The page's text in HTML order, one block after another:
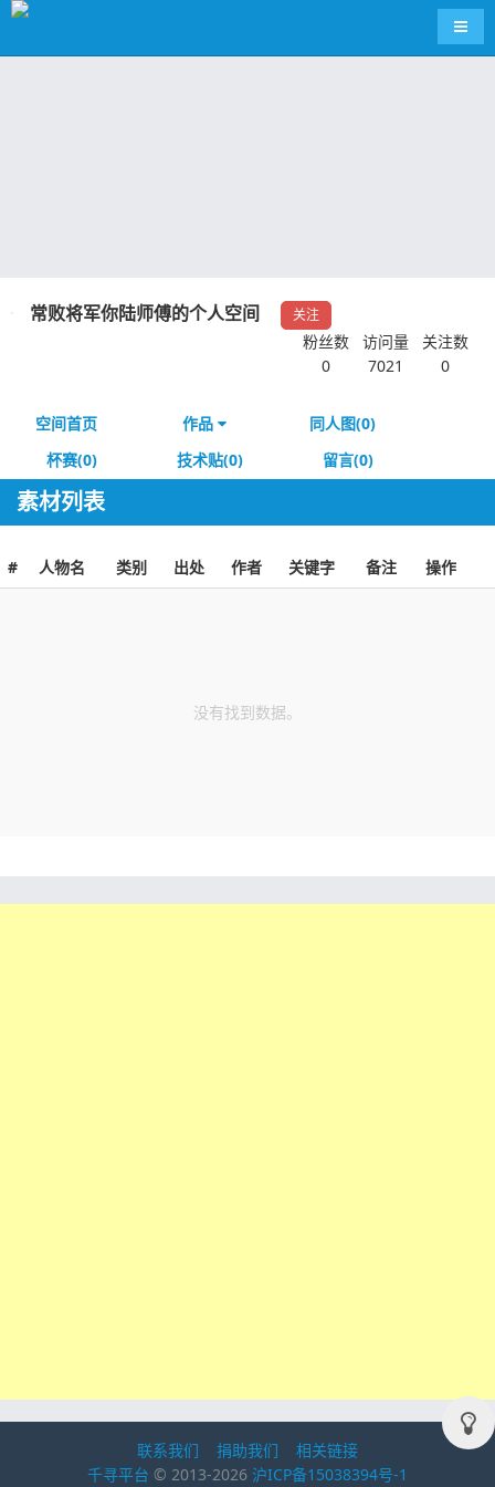
导航
常败将军你陆师傅的个人空间 关注
粉丝数
0
访问量
7021
关注数
0
空间首页 作品
同人图(0)
杯赛(0)
技术贴(0) 留言(0)
素材列表
# 人物名 类别 出处 作者 关键字 备注 操作
没有找到数据。
联系我们 捐助我们
相关链接
千寻平台 © 2013-2026 沪ICP备15038394号-1